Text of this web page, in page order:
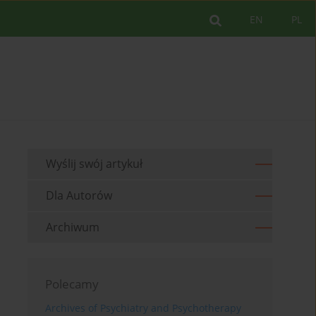
PL
EN
Wyślij swój artykuł
Dla Autorów
Archiwum
Polecamy
Archives of Psychiatry and Psychotherapy